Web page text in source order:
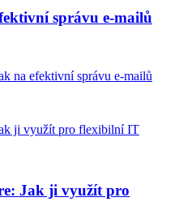
správu e-mailů
na efektivní správu e-mailů
Jak ji využít pro